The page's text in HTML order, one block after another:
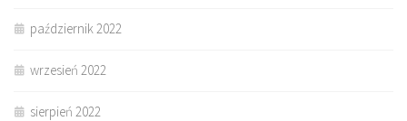
październik 2022
wrzesień 2022
sierpień 2022